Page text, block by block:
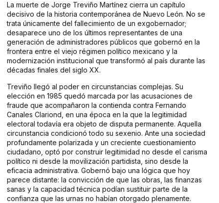
La muerte de Jorge Treviño Martínez cierra un capítulo
decisivo de la historia contemporánea de Nuevo León. No se
trata únicamente del fallecimiento de un exgobernador;
desaparece uno de los últimos representantes de una
generación de administradores públicos que gobernó en la
frontera entre el viejo régimen político mexicano y la
modernización institucional que transformó al país durante las
décadas finales del siglo XX.
Treviño llegó al poder en circunstancias complejas. Su
elección en 1985 quedó marcada por las acusaciones de
fraude que acompañaron la contienda contra Fernando
Canales Clariond, en una época en la que la legitimidad
electoral todavía era objeto de disputa permanente. Aquella
circunstancia condicionó todo su sexenio. Ante una sociedad
profundamente polarizada y un creciente cuestionamiento
ciudadano, optó por construir legitimidad no desde el carisma
político ni desde la movilización partidista, sino desde la
eficacia administrativa. Gobernó bajo una lógica que hoy
parece distante: la convicción de que las obras, las finanzas
sanas y la capacidad técnica podían sustituir parte de la
confianza que las urnas no habían otorgado plenamente.